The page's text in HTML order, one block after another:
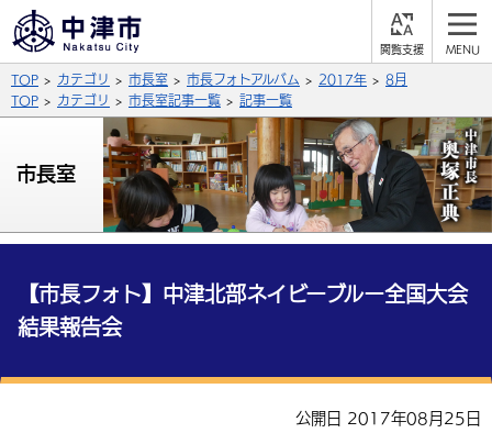
支
背景色
青 白
文字の大きさ
拡大 標準 縮小
公式SNS
X (Twitter) YouTube
サイト内検索
総合メニュー
くらしの情報
届出・登録・証明 保険・年金
健康・予防
事業者の方へ
産業・雇用
TOP カテゴリ 市長室 市長フォトアルバム 2017年
8月
TOP
カテゴリ 市長室記事一覧 記事一覧
市長室
【市長フォト】中津北部ネイビーブルー全国大会
結果報告会
公開日 2017年08月25日